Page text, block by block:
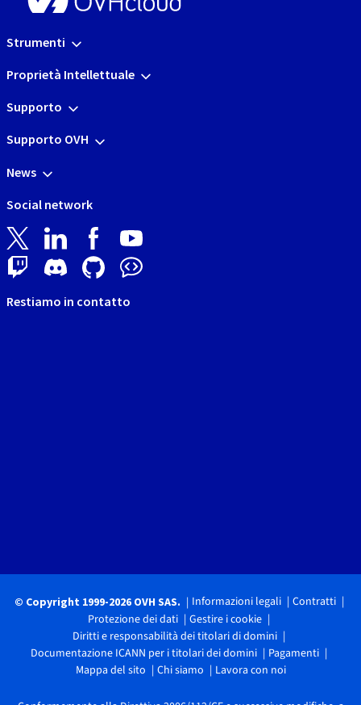
Strumenti
Proprietà Intellettuale
Supporto
Supporto OVH
News
Social network
Restiamo in contatto
© Copyright 1999-2026 OVH SAS. Informazioni legali
Contratti
Protezione dei dati
Gestire i cookie
Diritti e responsabilità dei titolari di domini
Documentazione ICANN per i titolari dei domini
Pagamenti
Mappa del sito
Chi siamo Lavora con noi